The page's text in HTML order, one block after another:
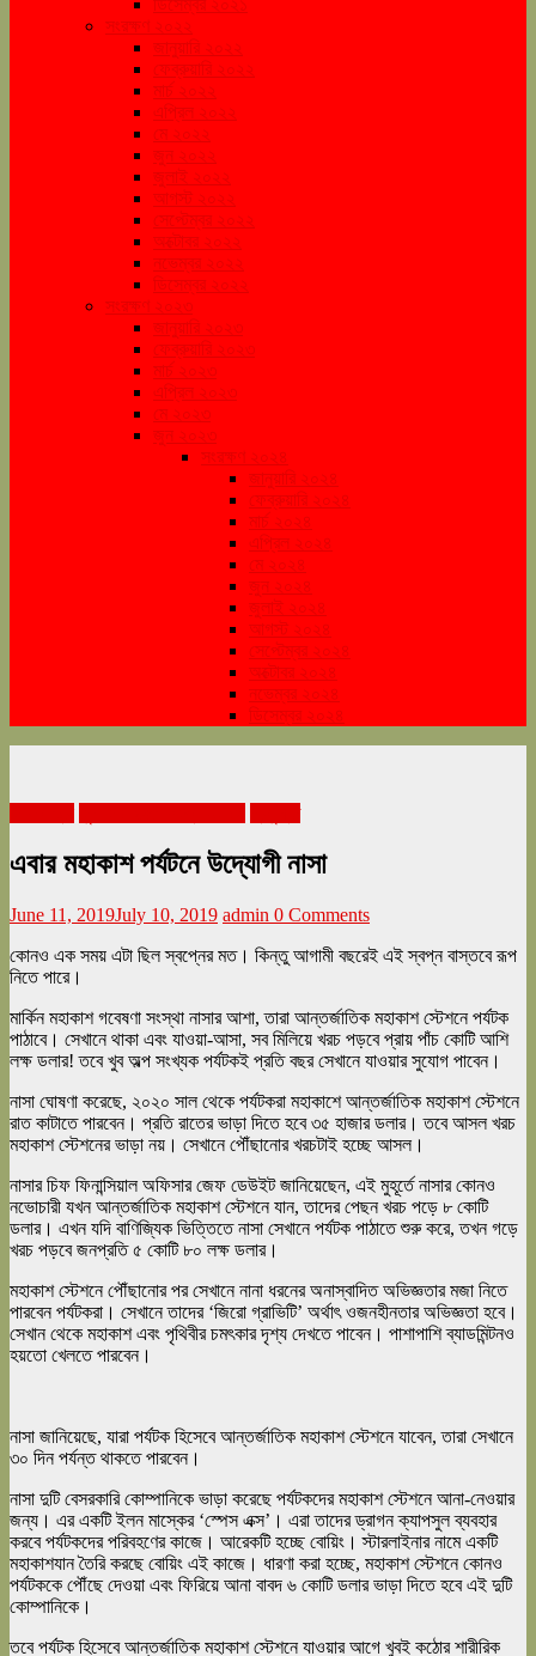
ডিসেম্বর ২০২১
সংরক্ষণ ২০২২
জানুয়ারি ২০২২
ফেব্রুয়ারি ২০২২
মার্চ ২০২২
এপ্রিল ২০২২
মে ২০২২
জুন ২০২২
জুলাই ২০২২
আগস্ট ২০২২
সেপ্টেম্বর ২০২২
অক্টোবর ২০২২
নভেম্বর ২০২২
ডিসেম্বর ২০২২
সংরক্ষণ ২০২৩
জানুয়ারি ২০২৩
ফেব্রুয়ারি ২০২৩
মার্চ ২০২৩
এপ্রিল ২০২৩
মে ২০২৩
জুন ২০২৩
সংরক্ষণ ২০২৪
জানুয়ারি ২০২৪
ফেব্রুয়ারি ২০২৪
মার্চ ২০২৪
এপ্রিল ২০২৪
মে ২০২৪
জুন ২০২৪
জুলাই ২০২৪
আগস্ট ২০২৪
সেপ্টেম্বর ২০২৪
অক্টোবর ২০২৪
নভেম্বর ২০২৪
ডিসেম্বর ২০২৪
এবার মহাকাশ পর্যটনে উদ্যোগী নাসা
June 11, 2019July 10, 2019 admin 0 Comments
কোনও এক সময় এটা ছিল স্বপ্নের মত। কিন্তু আগামী বছরেই এই স্বপ্ন বাস্তবে রূপ
নিতে পারে।
মার্কিন মহাকাশ গবেষণা সংস্থা নাসার আশা, তারা আন্তর্জাতিক মহাকাশ স্টেশনে পর্যটক
পাঠাবে। সেখানে থাকা এবং যাওয়া-আসা, সব মিলিয়ে খরচ পড়বে প্রায় পাঁচ কোটি আশি
লক্ষ ডলার! তবে খুব অল্প সংখ্যক পর্যটকই প্রতি বছর সেখানে যাওয়ার সুযোগ পাবেন।
নাসা ঘোষণা করেছে, ২০২০ সাল থেকে পর্যটকরা মহাকাশে আন্তর্জাতিক মহাকাশ স্টেশনে
রাত কাটাতে পারবেন। প্রতি রাতের ভাড়া দিতে হবে ৩৫ হাজার ডলার। তবে আসল খরচ
মহাকাশ স্টেশনের ভাড়া নয়। সেখানে পৌঁছানোর খরচটাই হচ্ছে আসল।
নাসার চিফ ফিনান্সিয়াল অফিসার জেফ ডেউইট জানিয়েছেন, এই মুহূর্তে নাসার কোনও
নভোচারী যখন আন্তর্জাতিক মহাকাশ স্টেশনে যান, তাদের পেছন খরচ পড়ে ৮ কোটি
ডলার। এখন যদি বাণিজ্যিক ভিত্তিতে নাসা সেখানে পর্যটক পাঠাতে শুরু করে, তখন গড়ে
খরচ পড়বে জনপ্রতি ৫ কোটি ৮০ লক্ষ ডলার।
মহাকাশ স্টেশনে পৌঁছানোর পর সেখানে নানা ধরনের অনাস্বাদিত অভিজ্ঞতার মজা নিতে
পারবেন পর্যটকরা। সেখানে তাদের ‘জিরো গ্রাভিটি’ অর্থাৎ ওজনহীনতার অভিজ্ঞতা হবে।
সেখান থেকে মহাকাশ এবং পৃথিবীর চমৎকার দৃশ্য দেখতে পাবেন। পাশাপাশি ব্যাডমিন্টনও
হয়তো খেলতে পারবেন।
নাসা জানিয়েছে, যারা পর্যটক হিসেবে আন্তর্জাতিক মহাকাশ স্টেশনে যাবেন, তারা সেখানে
৩০ দিন পর্যন্ত থাকতে পারবেন।
নাসা দুটি বেসরকারি কোম্পানিকে ভাড়া করেছে পর্যটকদের মহাকাশ স্টেশনে আনা-নেওয়ার
জন্য। এর একটি ইলন মাস্কের ‘স্পেস এক্স’। এরা তাদের ড্রাগন ক্যাপসুল ব্যবহার
করবে পর্যটকদের পরিবহণের কাজে। আরেকটি হচ্ছে বোয়িং। স্টারলাইনার নামে একটি
মহাকাশযান তৈরি করছে বোয়িং এই কাজে। ধারণা করা হচ্ছে, মহাকাশ স্টেশনে কোনও
পর্যটককে পৌঁছে দেওয়া এবং ফিরিয়ে আনা বাবদ ৬ কোটি ডলার ভাড়া দিতে হবে এই দুটি
কোম্পানিকে।
তবে পর্যটক হিসেবে আন্তর্জাতিক মহাকাশ স্টেশনে যাওয়ার আগে খুবই কঠোর শারীরিক